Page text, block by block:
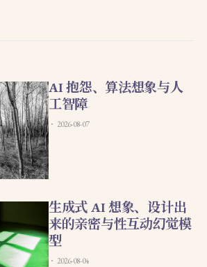
AI 抱怨、算法想象与人
工智障
2026-08-07
生成式 AI 想象、设计出
来的亲密与性互动幻觉模
型
2026-08-04